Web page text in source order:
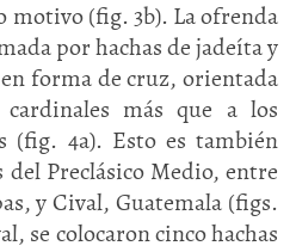
(fig. 3b). La ofrenda
por hachas de jadeíta y
forma de cruz, orientada
más que a los
(fig. 4a). Esto es también
Preclásico Medio, entre
y Cival, Guatemala (figs.
se colocaron cinco hachas